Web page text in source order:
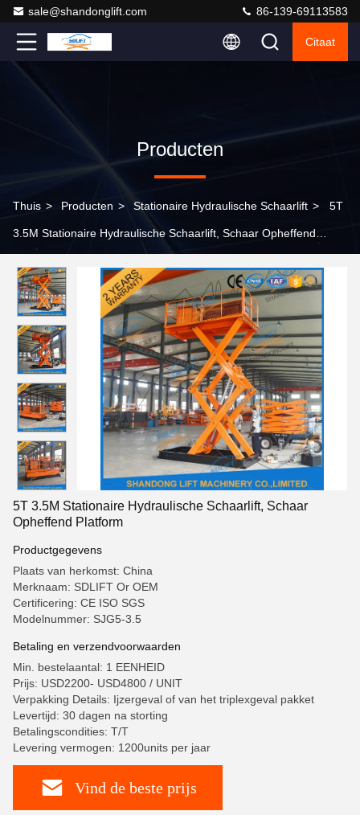
sale@shandonglift.com 86-139-69113583
Citaat
Producten
Thuis > Producten > Stationaire Hydraulische Schaarlift > 5T
3.5M Stationaire Hydraulische Schaarlift, Schaar Opheffend
5T 3.5M Stationaire Hydraulische Schaarlift, Schaar
Opheffend Platform
Productgegevens
Plaats van herkomst: China
Merknaam: SDLIFT Or OEM
Certificering: CE ISO SGS
Modelnummer: SJG5-3.5
Betaling en verzendvoorwaarden
Min. bestelaantal: 1 EENHEID
Prijs: USD2200- USD4800 / UNIT
Verpakking Details: Ijzergeval of van het triplexgeval pakket
Levertijd: 30 dagen na storting
Betalingscondities: T/T
Levering vermogen: 1200units per jaar
Vind de beste prijs